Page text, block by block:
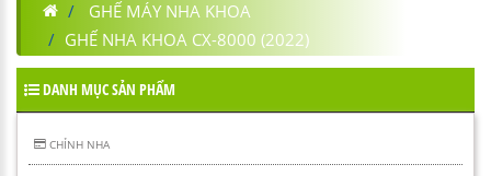
GHẾ MÁY NHA KHOA
GHẾ NHA KHOA CX-8000 (2022)
DANH MỤC SẢN PHẨM
CHỈNH NHA